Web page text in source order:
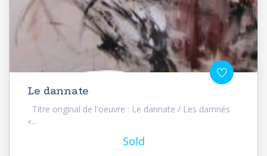
Le dannate
Titre original de l'oeuvre : Le dannate / Les damnés
«...
Sold